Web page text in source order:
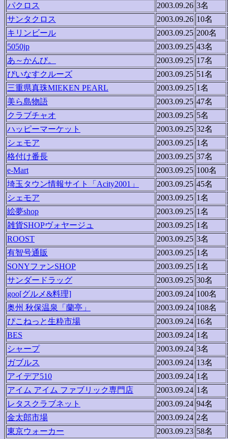
パクロス
2003.09.26 3名
サンタクロス
2003.09.26 10名
キリンビール
2003.09.25 200名
5050jp
2003.09.25 43名
あ～かんび。
2003.09.25 17名
びいなすクルーズ
2003.09.25 51名
三重県真珠MIEKEN PEARL
2003.09.25 1名
美ら島物語
2003.09.25 47名
クラブチャオ
2003.09.25 5名
ハッピーマーケット
2003.09.25 32名
シェモア
2003.09.25 1名
格付け番長
2003.09.25 37名
e-Mart
2003.09.25 100名
埼玉タウン情報サイト「Acity2001」
2003.09.25 45名
シェモア
2003.09.25 1名
絵夢shop
2003.09.25 1名
雑貨SHOPヴォヤージュ
2003.09.25 1名
ROOST
2003.09.25 3名
有智号通販
2003.09.25 1名
SONYファンSHOP
2003.09.25 1名
サンダードラッグ
2003.09.25 30名
goo[グルメ&料理]
2003.09.24 100名
奥州 秋保温泉「蘭亭」
2003.09.24 108名
ぴこねっと生粋市場
2003.09.24 16名
BES
2003.09.24 1名
シャープ
2003.09.24 3名
ガブルス
2003.09.24 13名
アイデア510
2003.09.24 1名
アイム アイム ファブリック専門店
2003.09.24 1名
レタスクラブネット
2003.09.24 94名
金太郎市場
2003.09.24 2名
東京ウォーカー
2003.09.23 58名